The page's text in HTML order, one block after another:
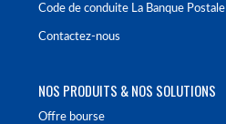
Code de conduite La Banque Postale
Contactez-nous
NOS PRODUITS & NOS SOLUTIONS
Offre bourse